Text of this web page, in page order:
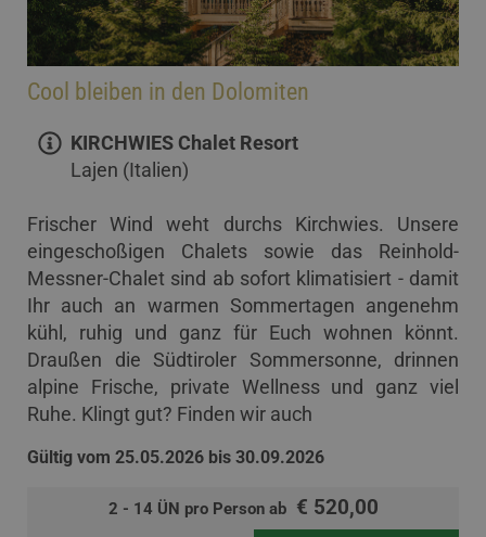
Cool bleiben in den Dolomiten
KIRCHWIES Chalet Resort
Lajen (Italien)
Frischer Wind weht durchs Kirchwies. Unsere
eingeschoßigen Chalets sowie das Reinhold-
Messner-Chalet sind ab sofort klimatisiert - damit
Ihr auch an warmen Sommertagen angenehm
kühl, ruhig und ganz für Euch wohnen könnt.
Draußen die Südtiroler Sommersonne, drinnen
alpine Frische, private Wellness und ganz viel
Ruhe. Klingt gut? Finden wir auch
Gültig vom 25.05.2026 bis 30.09.2026
2 - 14 ÜN pro Person ab € 520,00